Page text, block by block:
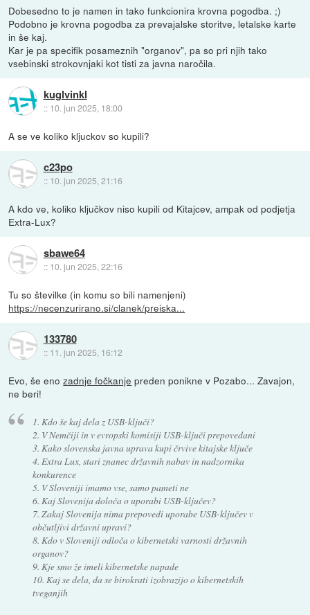
Dobesedno to je namen in tako funkcionira krovna pogodba. ;)
Podobno je krovna pogodba za prevajalske storitve, letalske karte
in še kaj.
Kar je pa specifik posameznih "organov", pa so pri njih tako
vsebinski strokovnjaki kot tisti za javna naročila.
kuglvinkl
:: 10. jun 2025, 18:00
A se ve koliko kljuckov so kupili?
c23po
:: 10. jun 2025, 21:16
A kdo ve, koliko ključkov niso kupili od Kitajcev, ampak od podjetja
Extra-Lux?
sbawe64
:: 10. jun 2025, 22:16
Tu so številke (in komu so bili namenjeni)
https://necenzurirano.si/clanek/preiska...
133780
:: 11. jun 2025, 16:12
Evo, še enozadnje fočkanje preden ponikne v Pozabo... Zavajon,
ne beri!
1. Kdo še kaj dela z USB-ključi?
2. V Nemčiji in v evropski komisiji USB-ključi prepovedani
3. Kako slovenska javna uprava kupi črvive kitajske ključe
4. Extra Lux, stari znanec državnih nabav in nadzornika
konkurence
5. V Sloveniji imamo vse, samo pameti ne
6. Kaj Slovenija določa o uporabi USB-ključev?
7. Zakaj Slovenija nima prepovedi uporabe USB-ključev v
občutljivi državni upravi?
8. Kdo v Sloveniji odloča o kibernetski varnosti državnih
organov?
9. Kje smo že imeli kibernetske napade
10. Kaj se dela, da se birokrati izobrazijo o kibernetskih
tveganjih